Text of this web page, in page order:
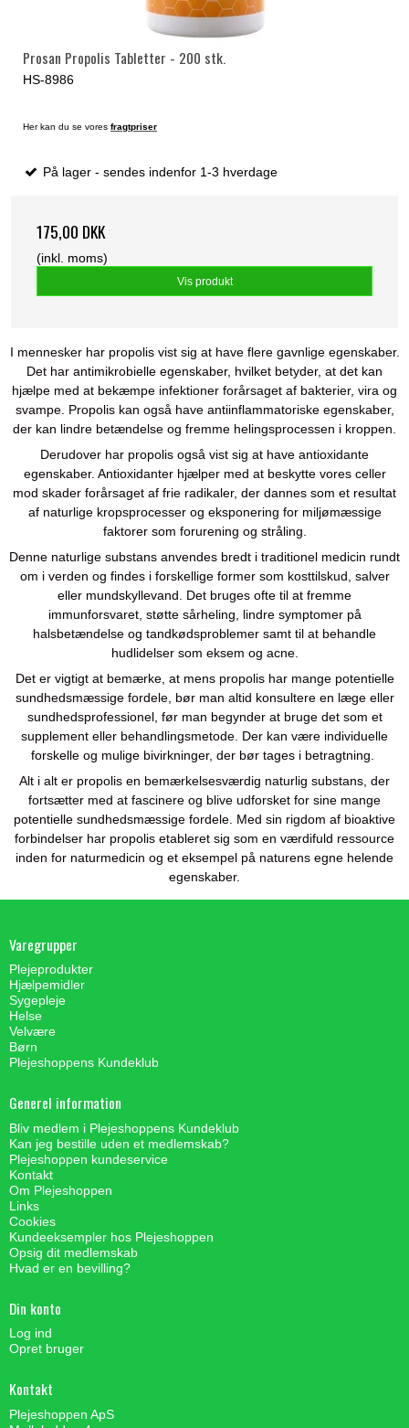
Prosan Propolis Tabletter - 200 stk.
HS-8986
Her kan du se vores fragtpriser
På lager - sendes indenfor 1-3 hverdage
175,00 DKK
(inkl. moms)
Vis produkt
I mennesker har propolis vist sig at have flere gavnlige egenskaber.
Det har antimikrobielle egenskaber, hvilket betyder, at det kan
hjælpe med at bekæmpe infektioner forårsaget af bakterier, vira og
svampe. Propolis kan også have antiinflammatoriske egenskaber,
der kan lindre betændelse og fremme helingsprocessen i kroppen.
Derudover har propolis også vist sig at have antioxidante
egenskaber. Antioxidanter hjælper med at beskytte vores celler
mod skader forårsaget af frie radikaler, der dannes som et resultat
af naturlige kropsprocesser og eksponering for miljømæssige
faktorer som forurening og stråling.
Denne naturlige substans anvendes bredt i traditionel medicin rundt
om i verden og findes i forskellige former som kosttilskud, salver
eller mundskyllevand. Det bruges ofte til at fremme
immunforsvaret, støtte sårheling, lindre symptomer på
halsbetændelse og tandkødsproblemer samt til at behandle
hudlidelser som eksem og acne.
Det er vigtigt at bemærke, at mens propolis har mange potentielle
sundhedsmæssige fordele, bør man altid konsultere en læge eller
sundhedsprofessionel, før man begynder at bruge det som et
supplement eller behandlingsmetode. Der kan være individuelle
forskelle og mulige bivirkninger, der bør tages i betragtning.
Alt i alt er propolis en bemærkelsesværdig naturlig substans, der
fortsætter med at fascinere og blive udforsket for sine mange
potentielle sundhedsmæssige fordele. Med sin rigdom af bioaktive
forbindelser har propolis etableret sig som en værdifuld ressource
inden for naturmedicin og et eksempel på naturens egne helende
egenskaber.
Varegrupper
Plejeprodukter
Hjælpemidler
Sygepleje
Helse
Velvære
Børn
Plejeshoppens Kundeklub
Generel information
Bliv medlem i Plejeshoppens Kundeklub
Kan jeg bestille uden et medlemskab?
Plejeshoppen kundeservice
Kontakt
Om Plejeshoppen
Links
Cookies
Kundeeksempler hos Plejeshoppen
Opsig dit medlemskab
Hvad er en bevilling?
Din konto
Log ind
Opret bruger
Kontakt
Plejeshoppen ApS